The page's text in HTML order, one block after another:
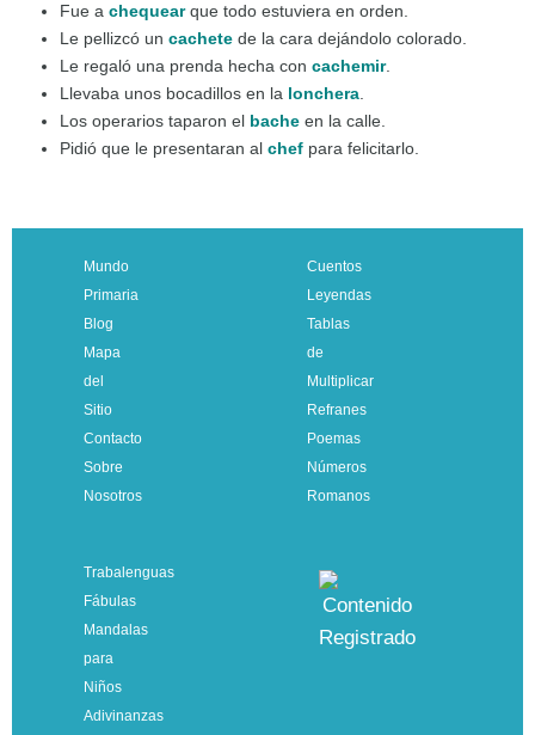
Fue a chequear que todo estuviera en orden.
Le pellizcó un cachete de la cara dejándolo colorado.
Le regaló una prenda hecha con cachemir.
Llevaba unos bocadillos en la lonchera.
Los operarios taparon el bache en la calle.
Pidió que le presentaran al chef para felicitarlo.
Mundo
Primaria
Blog
Mapa
del
Sitio
Contacto
Sobre
Nosotros
Cuentos
Leyendas
Tablas
de
Multiplicar
Refranes
Poemas
Números
Romanos
Trabalenguas
Fábulas
Mandalas
para
Niños
Adivinanzas